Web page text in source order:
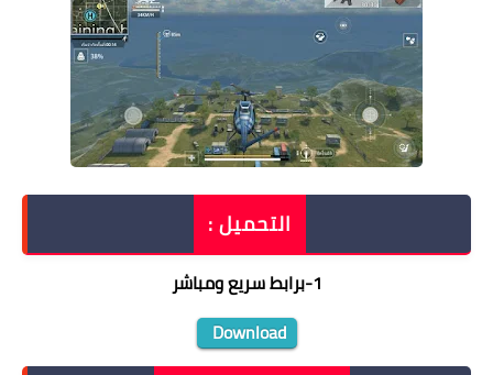
التحميل :
1
-برابط سريع ومباشر
Download